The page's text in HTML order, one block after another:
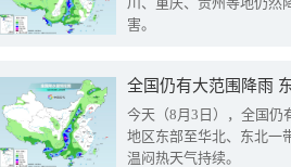
害。
全国仍有大范围降雨
今天（8月3日），全国仍
地区东部至华北、东北一
温闷热天气持续。